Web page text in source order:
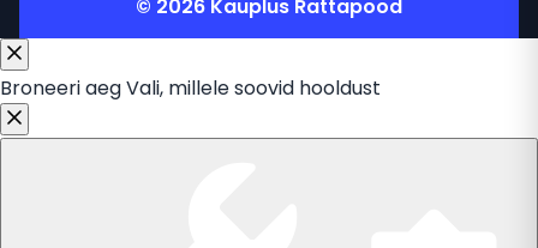
© 2026 Kauplus Rattapood
Broneeri aegVali, millele soovid hooldust